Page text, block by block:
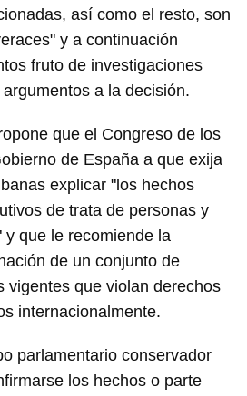
así como el resto, son
y a continuación
fruto de investigaciones
a la decisión.
que el Congreso de los
de España a que exija
explicar "los hechos
de trata de personas y
y que le recomiende la
de un conjunto de
vigentes que violan derechos
internacionalmente.
parlamentario conservador
los hechos o parte